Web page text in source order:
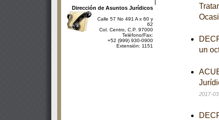
Dirección de Asuntos Jurídicos
Calle 57 No 491 A x 60 y
62
Col. Centro, C.P. 97000
Teléfono/Fax:
+52 (999) 930-0900
Extensión: 1151
un
2017-